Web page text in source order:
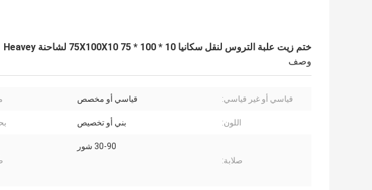
ختم زيت علبة التروس لنقل سكانيا 75X100X10 75 * 100 * 10 لشاحنة Heavey
وصف
قياسي أو غير قياسي: قياسي أو مخصص
اللون: بني أو تخصيص
صلابة:
30-90 شور